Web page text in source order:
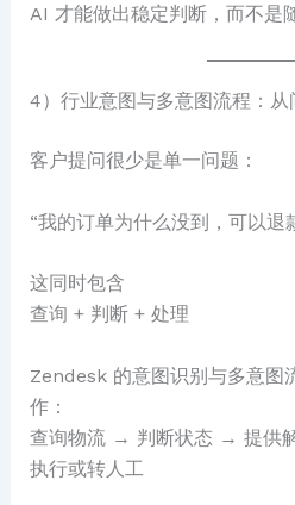
AI 才能做出稳定判断，而不是
4）行业意图与多意图流程：从
客户提问很少是单一问题：
“我的订单为什么没到，可以退
这同时包含
查询 + 判断 + 处理
Zendesk 的意图识别与多意图
作：
查询物流 → 判断状态 → 提供
执行或转人工